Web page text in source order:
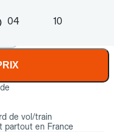
04 10
de vol/train
partout en France